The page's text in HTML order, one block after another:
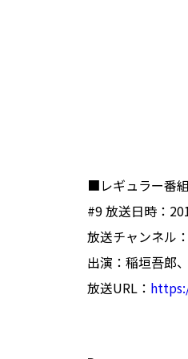
■レギュラー番
#9 放送日時：
放送チャンネル
出演：稲垣吾郎
放送URL：